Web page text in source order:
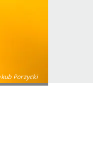
Porzycki